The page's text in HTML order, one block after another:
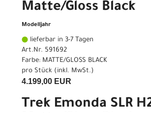
Matte/Gloss Black
Modelljahr
lieferbar in 3-7 Tagen
Art.Nr. 591692
Farbe: MATTE/GLOSS BLACK
pro Stück (inkl. MwSt.)
4.199,00 EUR
Trek Emonda SLR